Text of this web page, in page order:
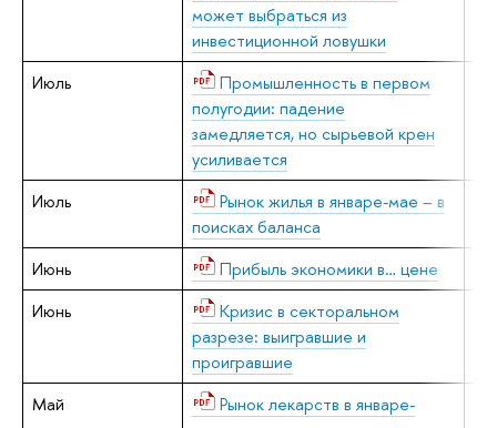
может выбраться из
инвестиционной ловушки
Июль
Промышленность в первом
полугодии: падение
замедляется, но сырьевой крен
усиливается
Июль
Рынок жилья в январе-мае – в
поисках баланса
Июнь Прибыль экономики в… цене
Июнь
Кризис в секторальном
разрезе: выигравшие и
проигравшие
Май
Рынок лекарств в январе-